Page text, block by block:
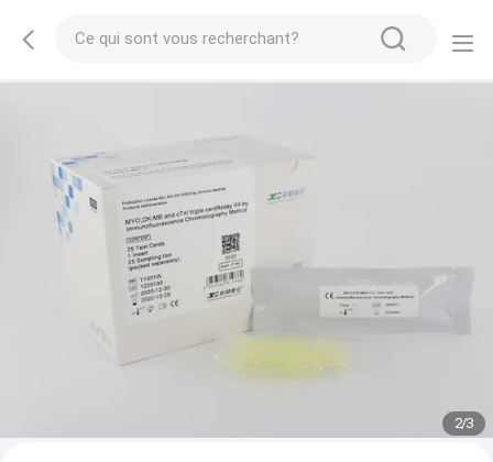
2/3